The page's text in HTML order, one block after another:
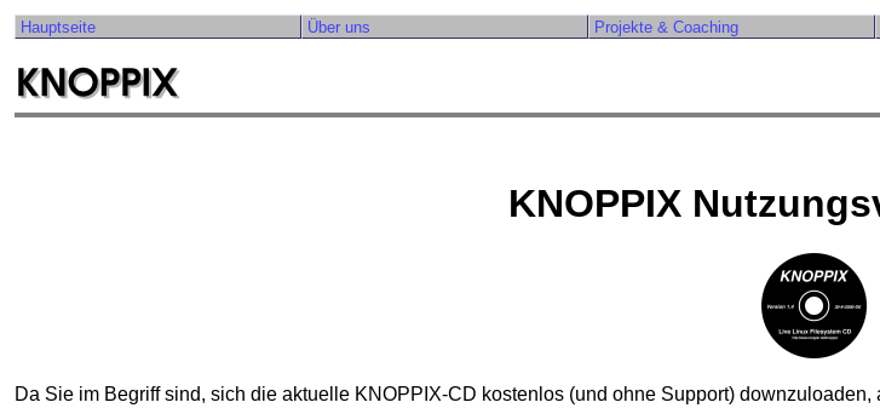
Hauptseite Über uns Projekte & Coaching
KNOPPIX
Da Sie im Begriff sind, sich die aktuelle KNOPPIX-CD kostenlos (und ohne Support)